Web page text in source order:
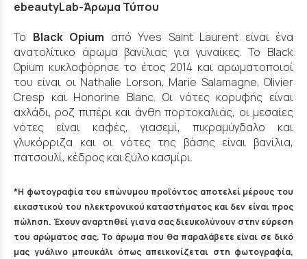
ebeautyLab-Άρωμα Τύπου
Το Black Opium από Yves Saint Laurent είναι ένα
ανατολίτικο άρωμα βανίλιας για γυναίκες. Το Black
Opium κυκλοφόρησε το έτος 2014 και αρωματοποιοί
του είναι οι Nathalie Lorson, Marie Salamagne, Olivier
Cresp και Honorine Blanc. Οι νότες κορυφής είναι
αχλάδι, ροζ πιπέρι και άνθη πορτοκαλιάς, οι μεσαίες
νότες είναι καφές, γιασεμί, πικραμύγδαλο και
γλυκόρριζα και οι νότες της βάσης είναι βανίλια,
πατσουλί, κέδρος και ξύλο κασμίρι.
*Η φωτογραφία του επώνυμου προϊόντος αποτελεί μέρους του
εικαστικού του ηλεκτρονικού καταστήματος και δεν είναι προς
πώληση. Έχουν αναρτηθεί για να σας διευκολύνουν στην εύρεση
του αρώματος σας. Το άρωμα που θα παραλάβετε είναι σε δικό
μας γυάλινο μπουκάλι όπως απεικονίζεται στη φωτογραφία,